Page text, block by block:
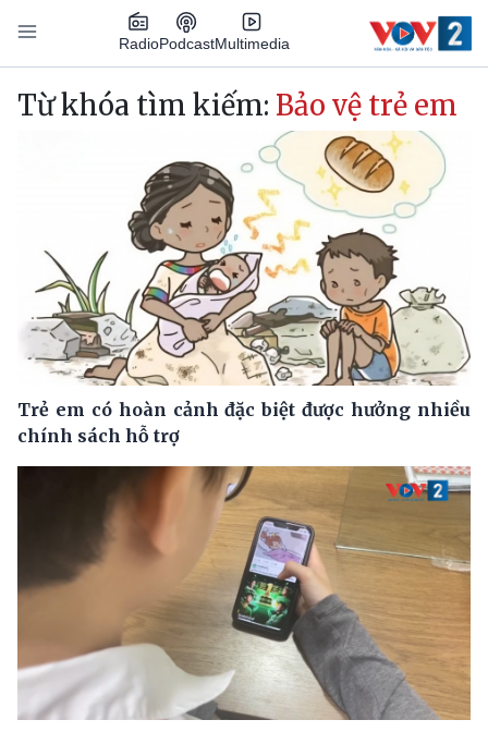
Nhảy đến nội dung
RadioPodcastMultimedia
Main navigation
Từ khóa tìm kiếm: Bảo vệ trẻ em
Trẻ em có hoàn cảnh đặc biệt được hưởng nhiều
chính sách hỗ trợ